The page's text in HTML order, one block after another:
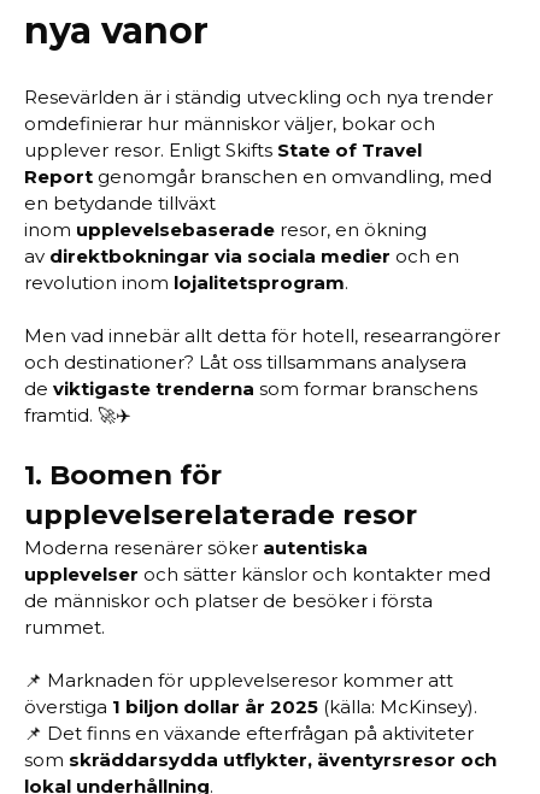
nya vanor
Resevärlden är i ständig utveckling och nya trender
omdefinierar hur människor väljer, bokar och
upplever resor. Enligt Skifts State of Travel
Report genomgår branschen en omvandling, med
en betydande tillväxt
inom upplevelsebaserade resor, en ökning
av direktbokningar via sociala medier och en
revolution inom lojalitetsprogram.
Men vad innebär allt detta för hotell, researrangörer
och destinationer? Låt oss tillsammans analysera
de viktigaste trenderna som formar branschens
framtid. 🚀✈️
1. Boomen för
upplevelserelaterade resor
Moderna resenärer söker autentiska
upplevelser och sätter känslor och kontakter med
de människor och platser de besöker i första
rummet.
📌 Marknaden för upplevelseresor kommer att
överstiga 1 biljon dollar år 2025 (källa: McKinsey).
📌 Det finns en växande efterfrågan på aktiviteter
som skräddarsydda utflykter, äventyrsresor och
lokal underhållning.